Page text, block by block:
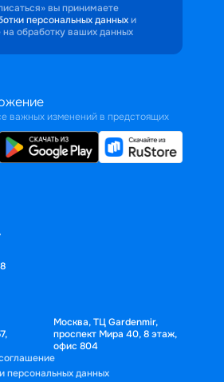
вы принимаете
персональных данных и
на обработку ваших данных
важных изменений в предстоящих
Москва, ТЦ Gardenmir,
проспект Мира 40, 8 этаж,
офис 804
персональных данных